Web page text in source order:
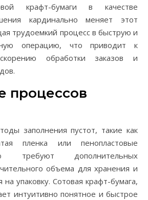
крафт-бумаги в качестве
кардинально меняет этот
трудоемкий процесс в быструю и
операцию, что приводит к
обработки заказов и
процессов
заполнения пустот, такие как
пленка или пенопластовые
требуют дополнительных
объема для хранения и
упаковку. Сотовая крафт-бумага,
интуитивно понятное и быстрое